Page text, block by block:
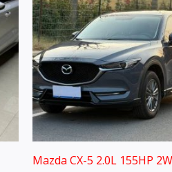
Mazda CX-5 2.0L 155HP